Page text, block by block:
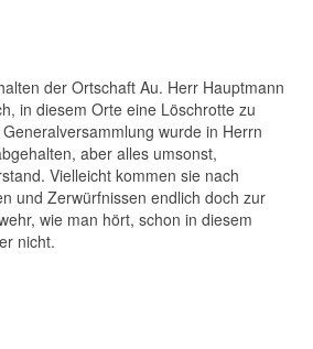
der Ortschaft Au. Herr Hauptmann
in diesem Orte eine Löschrotte zu
wurde in Herrn
aber alles umsonst,
Vielleicht kommen sie nach
und Zerwürfnissen endlich doch zur
wie man hört, schon in diesem
nicht.